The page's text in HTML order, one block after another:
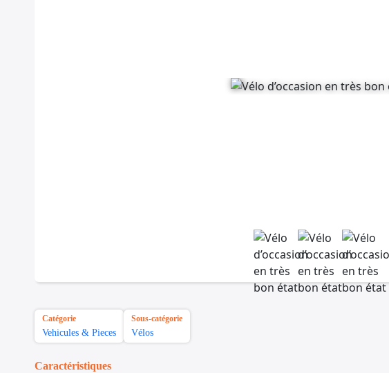
Catégorie
Vehicules & Pieces
Sous-catégorie
Vélos
Caractéristiques